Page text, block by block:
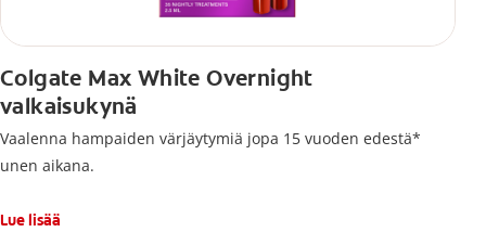
Colgate Max White Overnight
valkaisukynä
Vaalenna hampaiden värjäytymiä jopa 15 vuoden edestä*
unen aikana.
Lue lisää